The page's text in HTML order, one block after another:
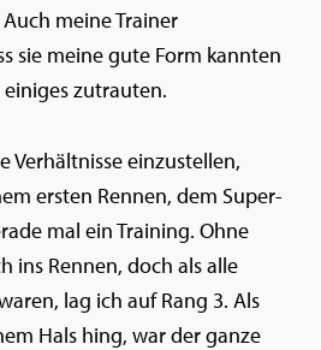
meine Trainer
sie meine gute Form kannten
einiges zutrauten.
Verhältnisse einzustellen,
ersten Rennen, dem Super-
mal ein Training. Ohne
ins Rennen, doch als alle
lag ich auf Rang 3. Als
Hals hing, war der ganze